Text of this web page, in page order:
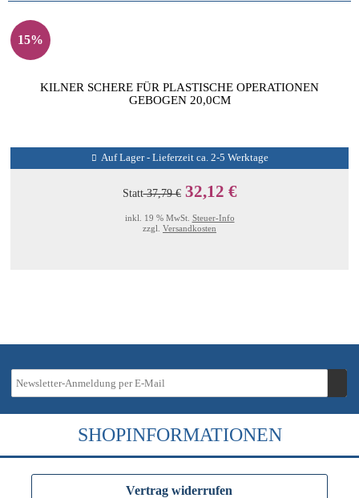
15%
KILNER SCHERE FÜR PLASTISCHE OPERATIONEN
GEBOGEN 20,0CM
Auf Lager - Lieferzeit ca. 2-5 Werktage
Statt37,79 € 32,12 €
inkl. 19 % MwSt. Steuer-Info
zzgl. Versandkosten
SHOPINFORMATIONEN
Vertrag widerrufen